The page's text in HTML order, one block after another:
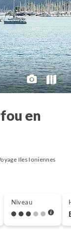
en
Iles Ioniennes
Niveau